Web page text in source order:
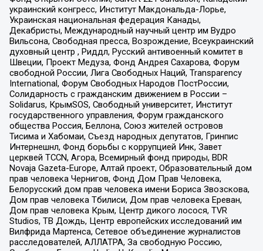
украинский конгресс, Институт Макдональда-Лорье,
Украинская национальная федерация Канады,
Декабристы, Международный научный центр им Вудро
Вильсона, Свободная пресса, Возрождение, Всеукраинский
духовный центр , Риддл, Русский антивоенный комитет в
Швеции, Проект Медуза, Фонд Андрея Сахарова, Форум
свободной России, Лига Свободных Наций, Transparеncy
International, Форум Свободных Народов ПостРоссии,
Солидарность с гражданским движением в России –
Solidarus, КрымSOS, Свободный университет, Институт
государственного управления, Форум гражданского
общества Россия, Беллона, Союз жителей островов
Тисима и Хабомаи, Съезд народных депутатов, Гринпис
Интернешнл, Фонд борьбы с коррупцией Инк, Завет
церквей TCCN, Агора, Всемирный фонд природы, BDR
Novaja Gazeta-Europe, Алтай проект, Образовательный дом
прав человека Чернигов, Фонд Дом Прав Человека,
Белорусский дом прав человека имени Бориса Звозскова,
Дом прав человека Тбилиси, Дом прав человека Ереван,
Дом прав человека Крым, Центр дикого лосося, TVR
Studios, ТВ Дождь, Центр европейских исследований им
Вилфрида Мартенса, Сетевое объединение журналистов
расследователей, АЛЛАТРА, За свободную Россию,